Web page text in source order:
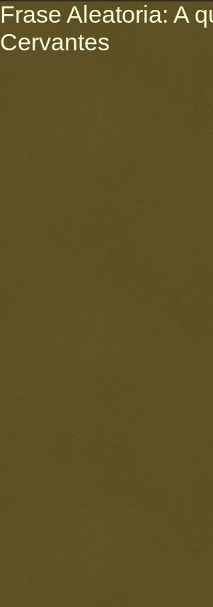
Frase Aleatoria: A
Cervantes